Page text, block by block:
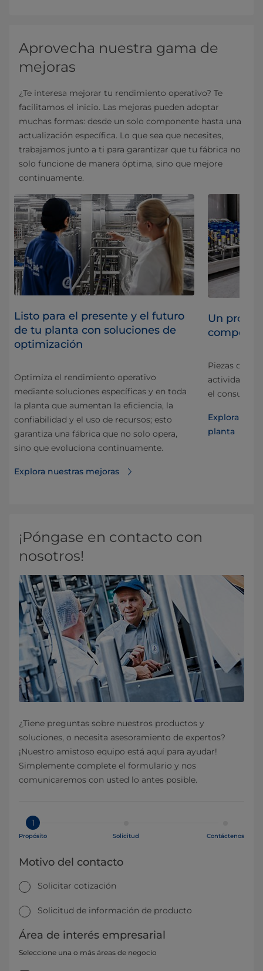
Aprovecha nuestra gama de
mejoras
¿Te interesa mejorar tu rendimiento operativo? Te
facilitamos el inicio. Las mejoras pueden adoptar
muchas formas: desde un solo componente hasta una
actualización específica. Lo que sea que necesites,
trabajamos junto a ti para garantizar que tu fábrica no
solo funcione de manera óptima, sino que mejore
continuamente.
Listo para el presente y el futuro
de tu planta con soluciones de
optimización
Optimiza el rendimiento operativo
mediante soluciones específicas y en toda
la planta que aumentan la eficiencia, la
confiabilidad y el uso de recursos; esto
garantiza una fábrica que no solo opera,
sino que evoluciona continuamente.
Explora nuestras mejoras
Un
Piezas
actividad, la
el consumo
Explora
planta
¡Póngase en contacto con
nosotros!
¿Tiene preguntas sobre nuestros productos y
soluciones, o necesita asesoramiento de expertos?
¡Nuestro amistoso equipo está aquí para ayudar!
Simplemente complete el formulario y nos
comunicaremos con usted lo antes posible.
1
Propósito Solicitud Contáctenos
Motivo del contacto
Solicitar cotización
Solicitud de información de producto
Área de interés empresarial
Seleccione una o más áreas de negocio